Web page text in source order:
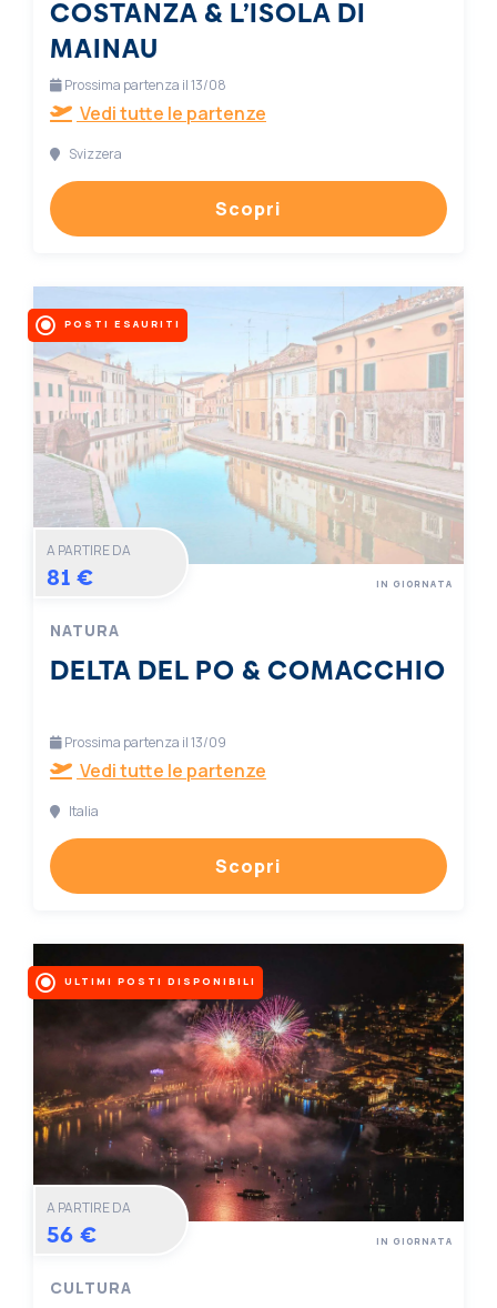
COSTANZA & L’ISOLA DI
MAINAU
Prossima partenza il 13/08
Vedi tutte le partenze
Svizzera
Scopri
POSTI ESAURITI
A PARTIRE DA
81 €
NATURA
DELTA DEL PO & COMACCHIO
IN GIORNATA
Prossima partenza il 13/09
Vedi tutte le partenze
Italia
Scopri
ULTIMI POSTI DISPONIBILI
A PARTIRE DA
56 €
CULTURA
IN GIORNATA